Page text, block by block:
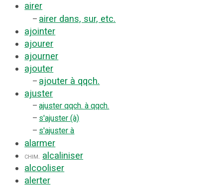
airer
– airer dans, sur, etc.
ajointer
ajourer
ajourner
ajouter
– ajouter à qqch.
ajuster
– ajuster qqch. à qqch.
– s'ajuster (à)
– s'ajuster à
alarmer
chim. alcaliniser
alcooliser
alerter